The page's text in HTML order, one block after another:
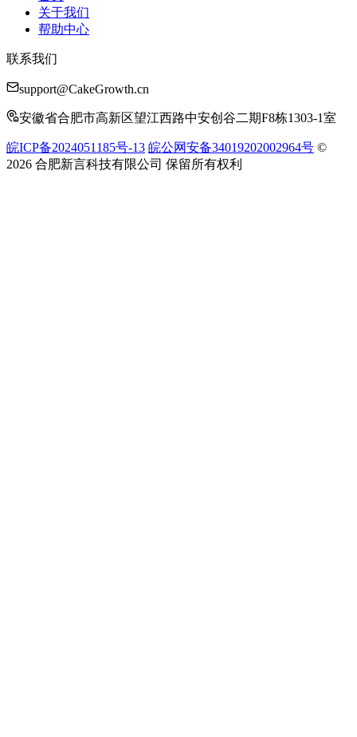
关于我们
帮助中心
联系我们
support@CakeGrowth.cn
安徽省合肥市高新区望江西路中安创谷二期F8栋1303-1室
皖ICP备2024051185号-13 皖公网安备34019202002964号 ©
2026 合肥新言科技有限公司 保留所有权利